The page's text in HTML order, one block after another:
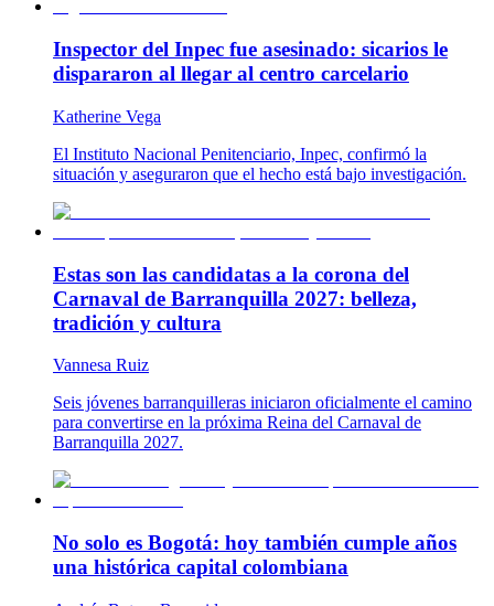
Inspector del Inpec fue asesinado: sicarios le
dispararon al llegar al centro carcelario
Katherine Vega
El Instituto Nacional Penitenciario, Inpec, confirmó la
situación y aseguraron que el hecho está bajo investigación.
Estas son las candidatas a la corona del
Carnaval de Barranquilla 2027: belleza,
tradición y cultura
Vannesa Ruiz
Seis jóvenes barranquilleras iniciaron oficialmente el camino
para convertirse en la próxima Reina del Carnaval de
Barranquilla 2027.
No solo es Bogotá: hoy también cumple años
una histórica capital colombiana